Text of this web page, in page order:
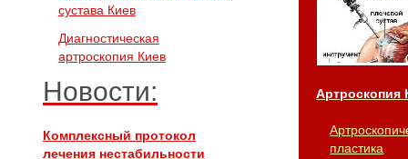
сустава Киев
Диагностическая
артроскопия Киев
Новости:
Комплексный протокол
лечения нестабильности
Артроскопия
пластика